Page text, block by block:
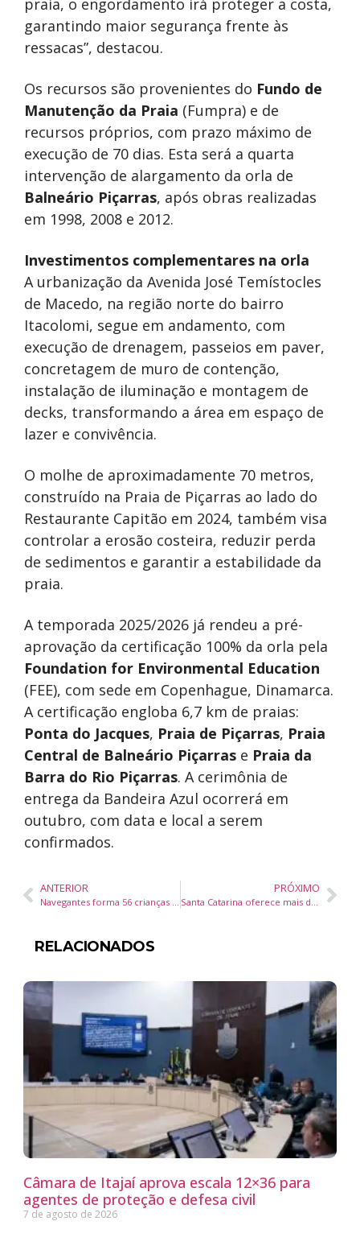
praia, o engordamento irá proteger a costa,
garantindo maior segurança frente às
ressacas”, destacou.
Os recursos são provenientes do Fundo de
Manutenção da Praia (Fumpra) e de
recursos próprios, com prazo máximo de
execução de 70 dias. Esta será a quarta
intervenção de alargamento da orla de
Balneário Piçarras, após obras realizadas
em 1998, 2008 e 2012.
Investimentos complementares na orla
A urbanização da Avenida José Temístocles
de Macedo, na região norte do bairro
Itacolomi, segue em andamento, com
execução de drenagem, passeios em paver,
concretagem de muro de contenção,
instalação de iluminação e montagem de
decks, transformando a área em espaço de
lazer e convivência.
O molhe de aproximadamente 70 metros,
construído na Praia de Piçarras ao lado do
Restaurante Capitão em 2024, também visa
controlar a erosão costeira, reduzir perda
de sedimentos e garantir a estabilidade da
praia.
A temporada 2025/2026 já rendeu a pré-
aprovação da certificação 100% da orla pela
Foundation for Environmental Education
(FEE), com sede em Copenhague, Dinamarca.
A certificação engloba 6,7 km de praias:
Ponta do Jacques, Praia de Piçarras, Praia
Central de Balneário Piçarras e Praia da
Barra do Rio Piçarras. A cerimônia de
entrega da Bandeira Azul ocorrerá em
outubro, com data e local a serem
confirmados.
ANTERIOR
Navegantes forma 56 crianças e adolescentes no projeto “Veterinários Mirins”
PRÓXIMO
Santa Catarina oferece mais de 10 mil vagas de emprego pelo Sine, incluindo oportunidades para PCD
RELACIONADOS
Câmara de Itajaí aprova escala 12×36 para
agentes de proteção e defesa civil
7 de agosto de 2026